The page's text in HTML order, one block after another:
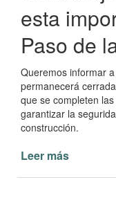
esta
Paso de
Queremos informar
permanecerá
que se completen
garantizar la
construcción.
Leer más